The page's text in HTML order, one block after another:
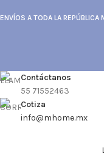
ENVÍOS A TODA LA REPÚBLICA
Contáctanos
55 71552463
Cotiza
info@mhome.mx